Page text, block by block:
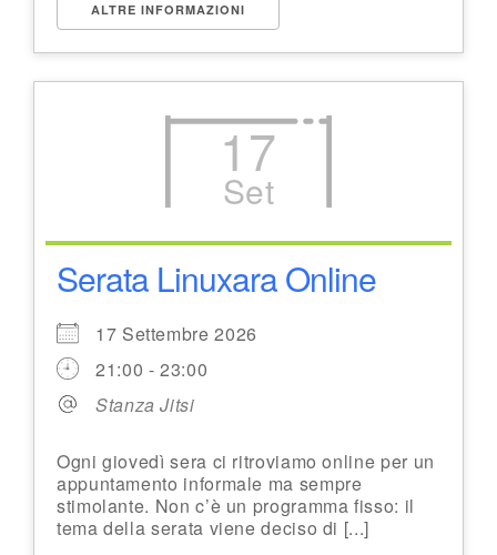
ALTRE INFORMAZIONI
17
Set
Serata Linuxara Online
17 Settembre 2026
21:00 - 23:00
Stanza Jitsi
Ogni giovedì sera ci ritroviamo online per un
appuntamento informale ma sempre
stimolante. Non c’è un programma fisso: il
tema della serata viene deciso di [...]